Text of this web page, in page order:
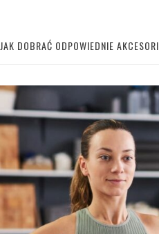
JAK DOBRAĆ ODPOWIEDNIE